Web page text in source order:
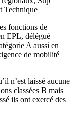
Technique
fonctions de
EPL, délégué
A aussi en
de mobilité
n’est laissé aucune
classées B mais
ils ont exercé des